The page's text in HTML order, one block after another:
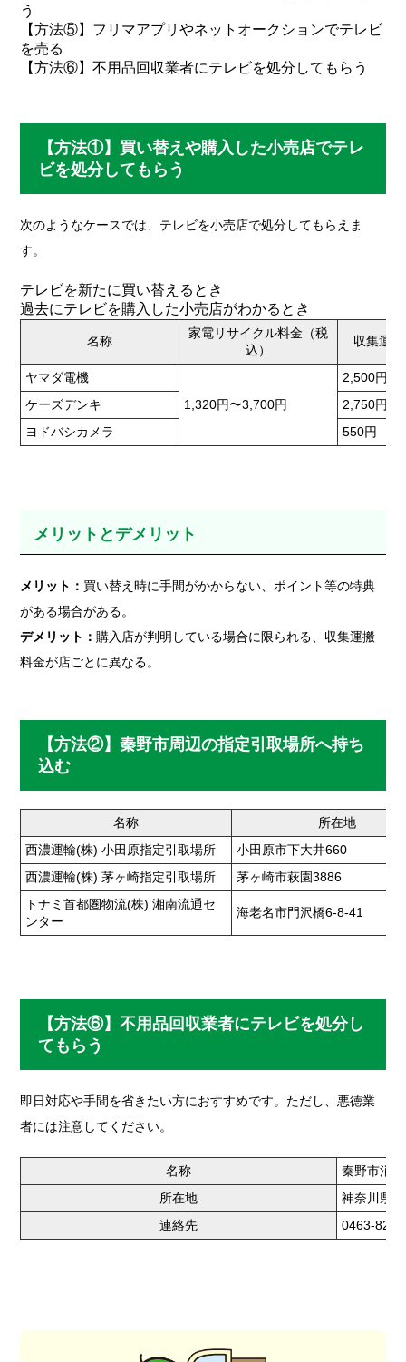
う
【方法⑤】フリマアプリやネットオークションでテレビ
を売る
【方法⑥】不用品回収業者にテレビを処分してもらう
【方法①】買い替えや購入した小売店でテレ
ビを処分してもらう
次のようなケースでは、テレビを小売店で処分してもらえま
す。
テレビを新たに買い替えるとき
過去にテレビを購入した小売店がわかるとき
名称
家電リサイクル料金（税
込）
収集運
ヤマダ電機
1,320円〜3,700円
2,500円
ケーズデンキ
2,750円
ヨドバシカメラ
550円
メリットとデメリット
メリット： 買い替え時に手間がかからない、ポイント等の特典
がある場合がある。
デメリット： 購入店が判明している場合に限られる、収集運搬
料金が店ごとに異なる。
【方法②】秦野市周辺の指定引取場所へ持ち
込む
名称
所在地
西濃運輸(株) 小田原指定引取場所
小田原市下大井660
西濃運輸(株) 茅ヶ崎指定引取場所
茅ヶ崎市萩園3886
トナミ首都圏物流(株) 湘南流通セ
ンター
海老名市門沢橋6-8-41
【方法⑥】不用品回収業者にテレビを処分し
てもらう
即日対応や手間を省きたい方におすすめです。ただし、悪徳業
者には注意してください。
名称
秦野市消
所在地
神奈川県
連絡先
0463-82-